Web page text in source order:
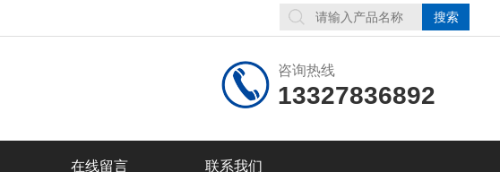
咨询热线
13327836892
在线留言 联系我们